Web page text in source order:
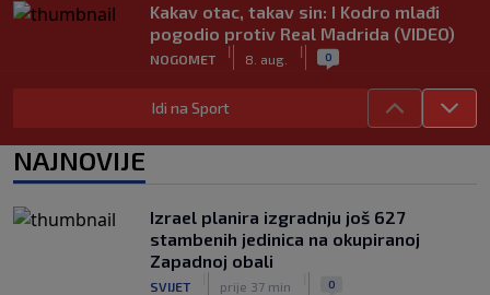
Kakav otac, takav sin: I Kodro mlađi
pogodio protiv Real Madrida (VIDEO)
NOGOMET
|
8. aug.
| 0
Sudija dosjetljivim komentarom
nasmijao publiku nakon žalbe tenisera
nasrnuo na gostujuće fudbalere
(VIDEO)
NOGOMET 8. aug.
Idi na Sport
NAJNOVIJE
Izrael planira izgradnju još 627
stambenih jedinica na okupiranoj
Zapadnoj obali
SVIJET prije 37 min 0